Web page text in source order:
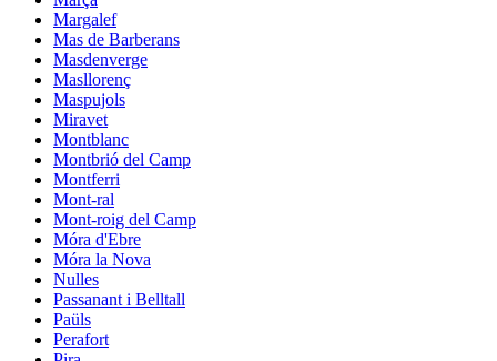
Margalef
Mas de Barberans
Masdenverge
Masllorenç
Maspujols
Miravet
Montblanc
Montbrió del Camp
Montferri
Mont-ral
Mont-roig del Camp
Móra d'Ebre
Móra la Nova
Nulles
Passanant i Belltall
Paüls
Perafort